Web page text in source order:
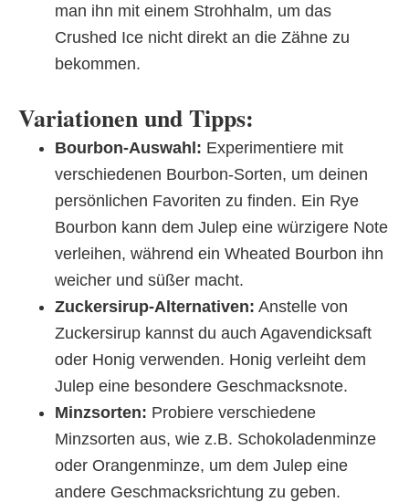
man ihn mit einem Strohhalm, um das
Crushed Ice nicht direkt an die Zähne zu
bekommen.
Variationen und Tipps:
Bourbon-Auswahl: Experimentiere mit
verschiedenen Bourbon-Sorten, um deinen
persönlichen Favoriten zu finden. Ein Rye
Bourbon kann dem Julep eine würzigere Note
verleihen, während ein Wheated Bourbon ihn
weicher und süßer macht.
Zuckersirup-Alternativen: Anstelle von
Zuckersirup kannst du auch Agavendicksaft
oder Honig verwenden. Honig verleiht dem
Julep eine besondere Geschmacksnote.
Minzsorten: Probiere verschiedene
Minzsorten aus, wie z.B. Schokoladenminze
oder Orangenminze, um dem Julep eine
andere Geschmacksrichtung zu geben.